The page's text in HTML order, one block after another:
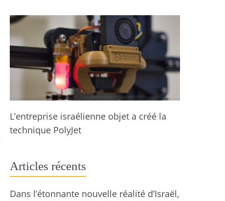
L’entreprise israélienne objet a créé la
technique PolyJet
Articles récents
Dans l’étonnante nouvelle réalité d’Israël,